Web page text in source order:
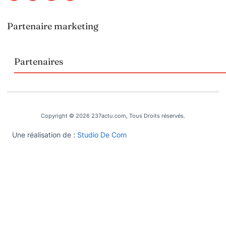
Partenaire marketing
Partenaires
Copyright © 2026 237actu.com, Tous Droits réservés.
Une réalisation de : Studio De Com